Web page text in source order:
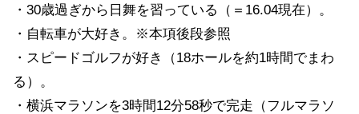
・30歳過ぎから日舞を習っている（＝16.04現在）。
・自転車が大好き。※本項後段参照
・スピードゴルフが好き（18ホールを約1時間でまわ
る）。
・横浜マラソンを3時間12分58秒で完走（フルマラソ